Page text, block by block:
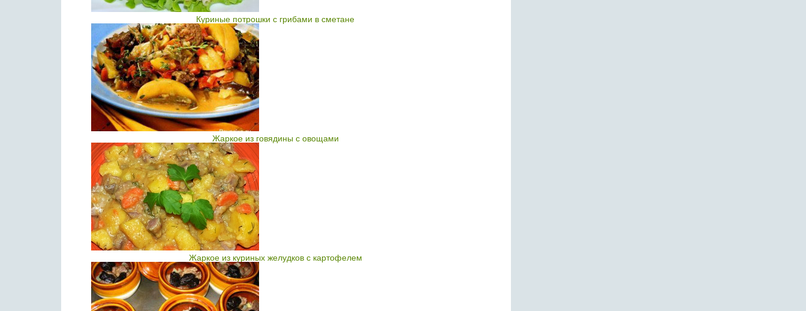
Куриные потрошки с грибами в сметане
Жаркое из говядины с овощами
Жаркое из куриных желудков с картофелем